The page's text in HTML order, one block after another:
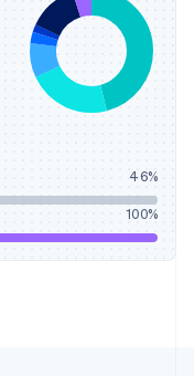
46%
100%